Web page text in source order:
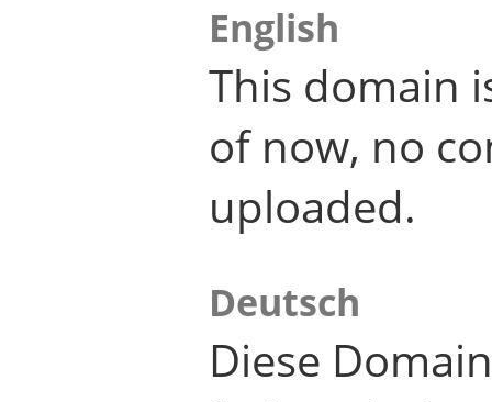
English
This domain
of now, no
uploaded.
Deutsch
Diese